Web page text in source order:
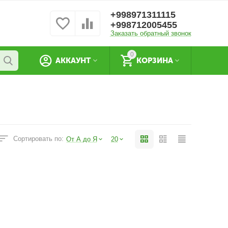
+998971311115
+998712005455
Заказать обратный звонок
0
КОРЗИНА
АККАУНТ
Сортировать по: От А до Я 20